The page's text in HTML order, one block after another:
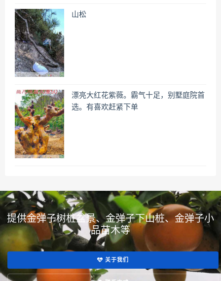
山松
漂亮大红花紫薇。霸气十足，别墅庭院首
选。有喜欢赶紧下单
提供金弹子树桩盆景、金弹子下山桩、金弹子小
品苗木等
关于我们